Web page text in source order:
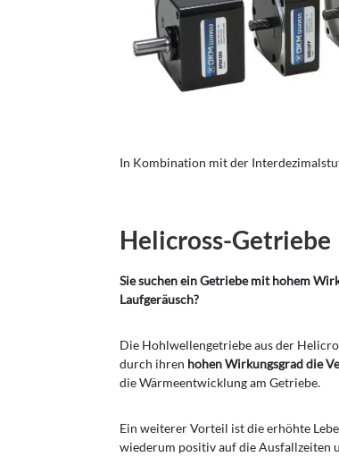
In Kombination mit der
Helicross-Getriebe
Sie suchen ein Getriebe mit hohem
Laufgeräusch?
Die Hohlwellengetriebe aus der
durch ihren hohen Wirkungsgrad die
die Wärmeentwicklung am Getriebe.
Ein weiterer Vorteil ist die erhöhte
wiederum positiv auf die Ausfallzeiten